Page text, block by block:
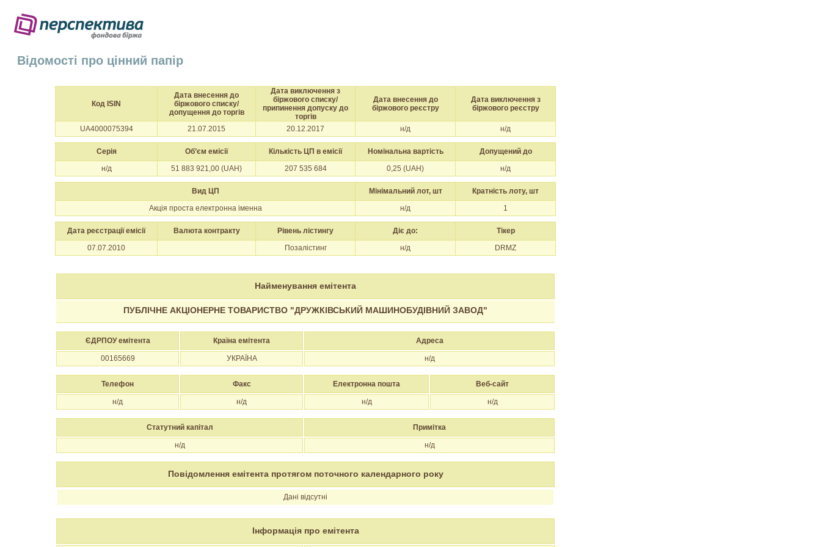
Відомості про цінний папір
Код ISIN
Дата внесення до
біржового списку/
допущення до торгів
Дата виключення з
біржового списку/
припинення допуску до
торгів
Дата внесення до
біржового реєстру
Дата виключення з
біржового реєстру
UA4000075394 21.07.2015 20.12.2017 н/д н/д
Серія Об’єм емісії Кількість ЦП в емісії Номінальна вартість
Допущений до
н/д
51 883 921,00 (UAH) 207 535 684 0,25 (UAH) н/д
Вид ЦП Мінімальний лот, шт
Кратність лоту, шт
Акція проста електронна іменна
н/д 1
Дата реєстрації емісії Валюта контракту Рівень лістингу Діє до:
Тікер
07.07.2010
Позалістинг н/д DRMZ
Найменування емітента
ПУБЛІЧНЕ АКЦІОНЕРНЕ ТОВАРИСТВО "ДРУЖКІВСЬКИЙ МАШИНОБУДІВНИЙ ЗАВОД"
ЄДРПОУ емітента Країна емітента Адреса
00165669 УКРАЇНА н/д
Телефон Факс Електронна пошта Веб-сайт
н/д н/д н/д н/д
Статутний капітал Примітка
н/д н/д
Повідомлення емітента протягом поточного календарного року
Дані відсутні
Інформація про емітента